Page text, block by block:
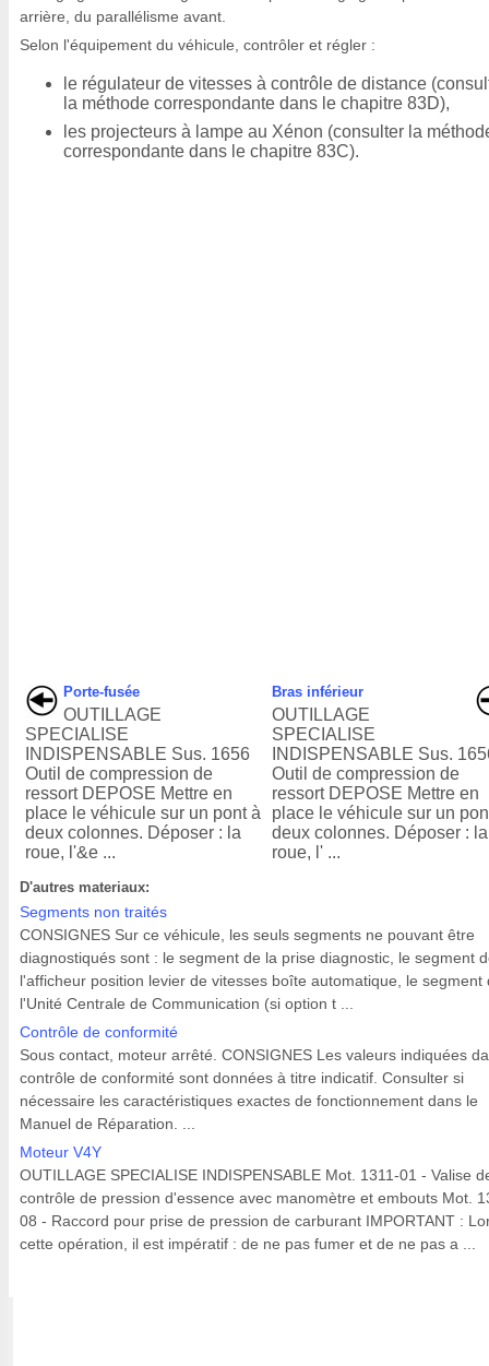
arrière, du parallélisme avant.
Selon l'équipement du véhicule, contrôler et régler :
le régulateur de vitesses à contrôle de distance
la méthode correspondante dans le chapitre 83D),
les projecteurs à lampe au Xénon (consulter la
correspondante dans le chapitre 83C).
Porte-fusée
OUTILLAGE
SPECIALISE
INDISPENSABLE Sus. 1656
Outil de compression de
ressort DEPOSE Mettre en
place le véhicule sur un pont à
deux colonnes. Déposer : la
roue, l'&e ...
Bras inférieur
OUTILLAGE
SPECIALISE
INDISPENSABLE Sus.
Outil de compression de
ressort DEPOSE Mettre en
place le véhicule sur un
deux colonnes. Déposer : la
roue, l' ...
D'autres materiaux:
Segments non traités
CONSIGNES Sur ce véhicule, les seuls segments ne pouvant être
diagnostiqués sont : le segment de la prise diagnostic, le segment
l'afficheur position levier de vitesses boîte automatique, le segment
l'Unité Centrale de Communication (si option t ...
Contrôle de conformité
Sous contact, moteur arrêté. CONSIGNES Les valeurs indiquées
contrôle de conformité sont données à titre indicatif. Consulter si
nécessaire les caractéristiques exactes de fonctionnement dans le
Manuel de Réparation. ...
Moteur V4Y
OUTILLAGE SPECIALISE INDISPENSABLE Mot. 1311-01 - Valise
contrôle de pression d'essence avec manomètre et embouts Mot.
08 - Raccord pour prise de pression de carburant IMPORTANT :
cette opération, il est impératif : de ne pas fumer et de ne pas a ...